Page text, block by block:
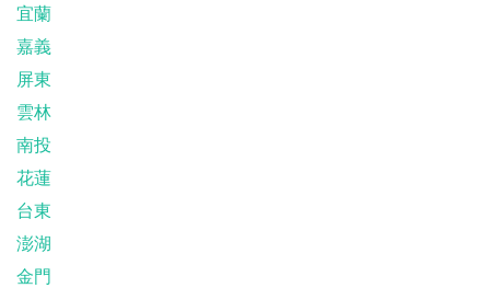
宜蘭
嘉義
屏東
雲林
南投
花蓮
台東
澎湖
金門